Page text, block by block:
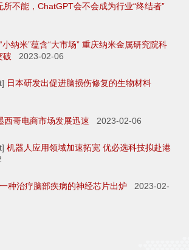
所不能，ChatGPT会不会成为行业“终结者”
“小纳米”蕴含“大市场” 重庆纳米金属研究院科
破 2023-02-06
日本研发出促进脑损伤修复的生物材料
西哥电商市场发展迅速 2023-02-06
机器人应用领域加速拓宽 优必选科技拟赴港
一种治疗脑部疾病的神经芯片出炉 2023-02-